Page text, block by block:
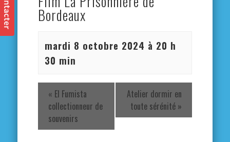
Bordeaux
mardi 8 octobre 2024 à 20 h
30 min
« El Fumista
collectionneur de
souvenirs
Atelier dormir en
toute sérénité »